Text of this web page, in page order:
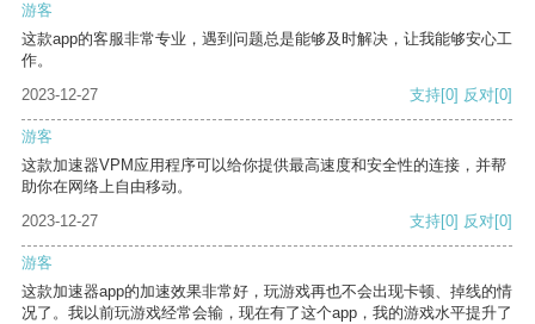
游客
这款app的客服非常专业，遇到问题总是能够及时解决，让我能够安心工
作。
2023-12-27
支持[0] 反对[0]
游客
这款加速器VPM应用程序可以给你提供最高速度和安全性的连接，并帮
助你在网络上自由移动。
2023-12-27
支持[0] 反对[0]
游客
这款加速器app的加速效果非常好，玩游戏再也不会出现卡顿、掉线的情
况了。我以前玩游戏经常会输，现在有了这个app，我的游戏水平提升了